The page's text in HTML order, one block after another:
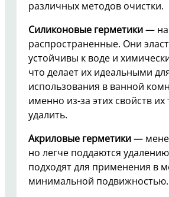
различных методов очистки.
Силиконовые герметики—
распространенные. Они
устойчивы к воде и
что делает их идеальными
использования в ванной
именно из-за этих свойств их
удалить.
Акриловые герметики—
но легче поддаются
подходят для применения в
минимальной подвижностью.